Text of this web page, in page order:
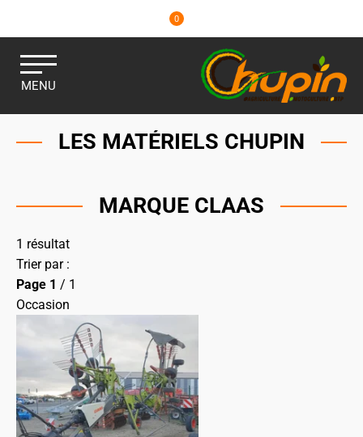
0
MENU
LES MATÉRIELS CHUPIN
MARQUE CLAAS
1 résultat
Trier par :
Page 1 / 1
Occasion